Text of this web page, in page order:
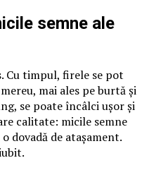
semne ale
Cu timpul, firele se pot
mai ales pe burtă și
se poate încâlci ușor și
calitate: micile semne
dovadă de atașament.